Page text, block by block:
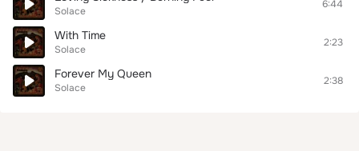
Solace
6:44
With Time
Solace
2:23
Forever My Queen
Solace
2:38